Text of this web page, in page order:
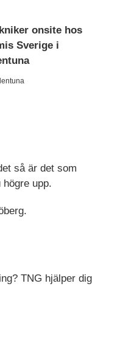
onsite hos
Sverige i
så är det som
upp.
TNG hjälper dig